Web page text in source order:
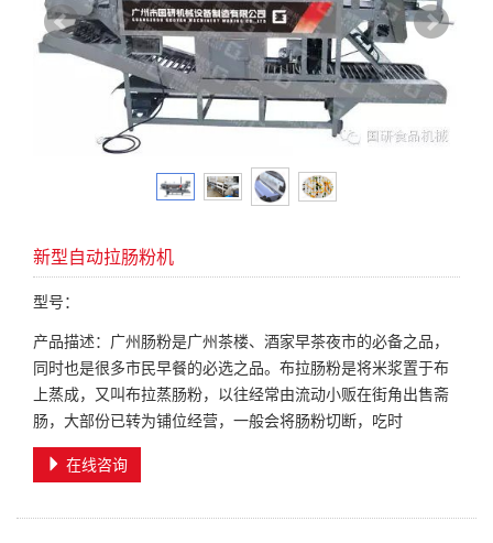
新型自动拉肠粉机
型号：
产品描述：广州肠粉是广州茶楼、酒家早茶夜市的必备之品，
同时也是很多市民早餐的必选之品。布拉肠粉是将米浆置于布
上蒸成，又叫布拉蒸肠粉，以往经常由流动小贩在街角出售斋
肠，大部份已转为铺位经营，一般会将肠粉切断，吃时
在线咨询